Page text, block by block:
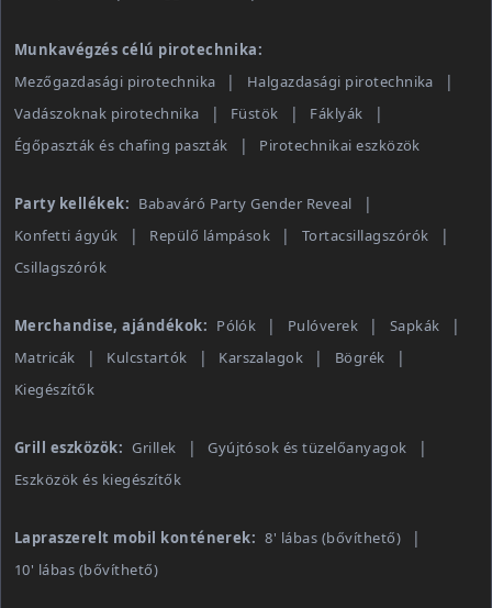
Munkavégzés célú pirotechnika:
Mezőgazdasági pirotechnika
Halgazdasági pirotechnika
Vadászoknak pirotechnika
Füstök
Fáklyák
Égőpaszták és chafing paszták
Pirotechnikai eszközök
Party kellékek: Babaváró Party Gender Reveal
Konfetti ágyúk
Repülő lámpások
Tortacsillagszórók
Csillagszórók
Merchandise, ajándékok: Pólók Pulóverek
Sapkák
Matricák
Kulcstartók Karszalagok
Bögrék
Kiegészítők
Grill eszközök: Grillek
Gyújtósok és tüzelőanyagok
Eszközök és kiegészítők
Lapraszerelt mobil konténerek: 8' lábas (bővíthető)
10' lábas (bővíthető)